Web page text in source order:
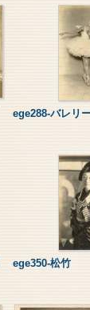
ege288-バレリ
ege350-松竹